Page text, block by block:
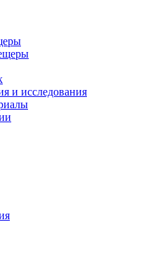
и исследования